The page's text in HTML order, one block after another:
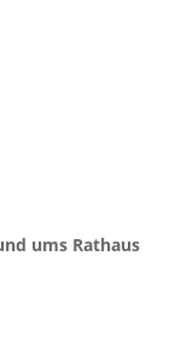
ums Rathaus